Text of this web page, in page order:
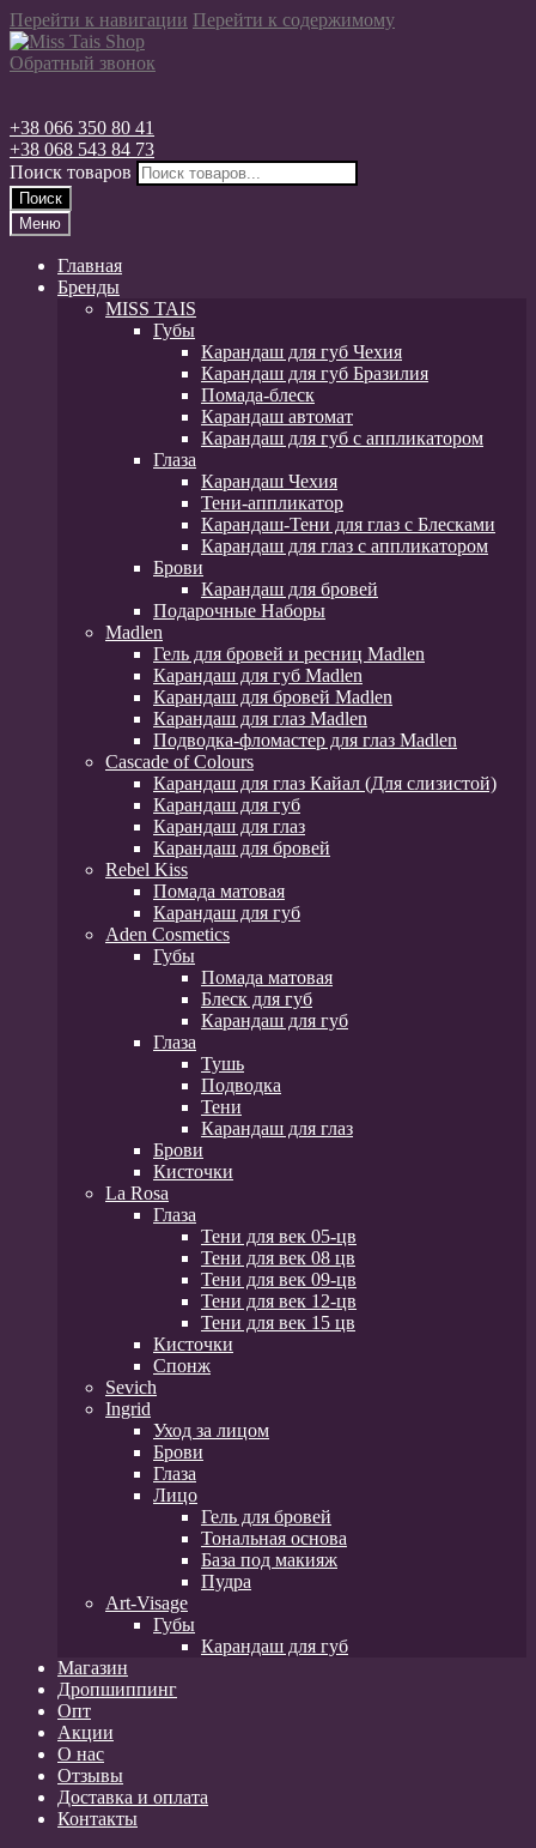
Перейти к навигации Перейти к содержимому
Обратный звонок
+38 066 350 80 41
+38 068 543 84 73
Поиск товаров
Поиск
Меню
Главная
Бренды
MISS TAIS
Губы
Карандаш для губ Чехия
Карандаш для губ Бразилия
Помада-блеск
Карандаш автомат
Карандаш для губ с аппликатором
Глаза
Карандаш Чехия
Тени-аппликатор
Карандаш-Тени для глаз с Блесками
Карандаш для глаз с аппликатором
Брови
Карандаш для бровей
Подарочные Наборы
Madlen
Гель для бровей и ресниц Madlen
Карандаш для губ Madlen
Карандаш для бровей Madlen
Карандаш для глаз Madlen
Подводка-фломастер для глаз Madlen
Cascade of Colours
Карандаш для глаз Кайал (Для слизистой)
Карандаш для губ
Карандаш для глаз
Карандаш для бровей
Rebel Kiss
Помада матовая
Карандаш для губ
Aden Cosmetics
Губы
Помада матовая
Блеск для губ
Карандаш для губ
Глаза
Тушь
Подводка
Тени
Карандаш для глаз
Брови
Кисточки
La Rosa
Глаза
Тени для век 05-цв
Тени для век 08 цв
Тени для век 09-цв
Тени для век 12-цв
Тени для век 15 цв
Кисточки
Спонж
Sevich
Ingrid
Уход за лицом
Брови
Глаза
Лицо
Гель для бровей
Тональная основа
База под макияж
Пудра
Art-Visage
Губы
Карандаш для губ
Магазин
Дропшиппинг
Опт
Акции
О нас
Отзывы
Доставка и оплата
Контакты